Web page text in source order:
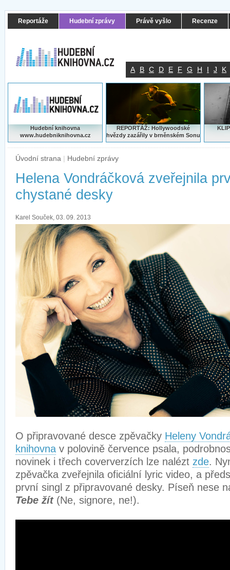
Reportáže Hudební zprávy Právě vyšlo Recenze
A B C D E F G H I J K
Hudební knihovna
www.hudebniknihovna.cz
REPORTÁŽ: Hollywoodské
hvězdy zazářily v brněnském Sonu
Úvodní strana | Hudební zprávy
Helena Vondráčková zveřejnila
chystané desky
Karel Souček, 03. 09. 2013
O připravované desce zpěvačky Heleny
knihovna v polovině července psala,
novinek i třech coververzích lze nalézt zde.
zpěvačka zveřejnila oficiální lyric video, a
první singl z připravované desky. Píseň nese
Tebe žít(Ne, signore, ne!).